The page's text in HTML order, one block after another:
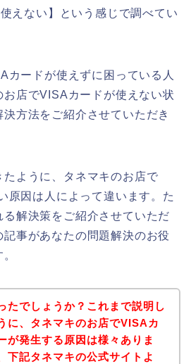
えない】という感じで調べてい
カードが使えずに困っている人
店でVISAカードが使えない状
方法をご紹介させていただき
たように、タネマキのお店で
原因は人によって違います。た
解決策をご紹介させていただ
事があなたの問題解決のお役
たでしょうか？これまで説明し
に、タネマキのお店でVISAカ
が発生する原因は様々ありま
下記タネマキの公式サイトよ